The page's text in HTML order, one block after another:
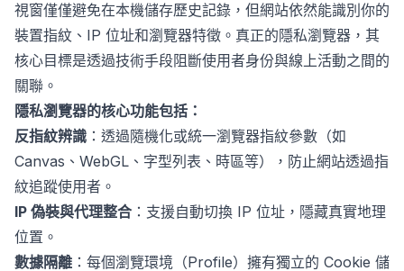
視窗僅僅避免在本機儲存歷史記錄，但網站依然能識別你的
裝置指紋、IP 位址和瀏覽器特徵。真正的隱私瀏覽器，其
核心目標是透過技術手段阻斷使用者身份與線上活動之間的
關聯。
隱私瀏覽器的核心功能包括：
反指紋辨識 ：透過隨機化或統一瀏覽器指紋參數（如
Canvas、WebGL、字型列表、時區等），防止網站透過指
紋追蹤使用者。
IP 偽裝與代理整合 ：支援自動切換 IP 位址，隱藏真實地理
位置。
數據隔離 ：每個瀏覽環境（Profile）擁有獨立的 Cookie 儲